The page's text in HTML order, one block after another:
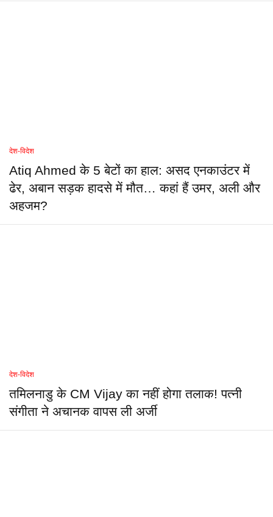
देश-विदेश
Atiq Ahmed के 5 बेटों का हाल: असद एनकाउंटर में
ढेर, अबान सड़क हादसे में मौत… कहां हैं उमर, अली और
अहजम?
देश-विदेश
तमिलनाडु के CM Vijay का नहीं होगा तलाक! पत्नी
संगीता ने अचानक वापस ली अर्जी